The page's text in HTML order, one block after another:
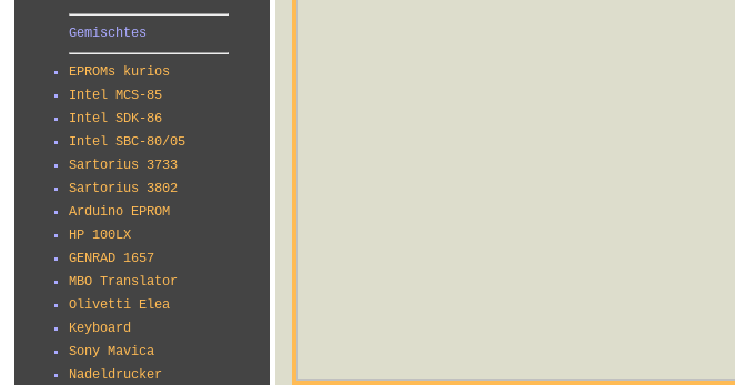
Gemischtes
EPROMs kurios
Intel MCS-85
Intel SDK-86
Intel SBC-80/05
Sartorius 3733
Sartorius 3802
Arduino EPROM
HP 100LX
GENRAD 1657
MBO Translator
Olivetti Elea
Keyboard
Sony Mavica
Nadeldrucker